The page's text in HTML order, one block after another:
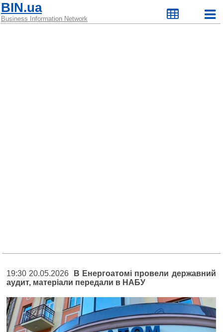
BIN.ua
Business Information Network
19:30 20.05.2026
В Енергоатомі провели державний
аудит, матеріали передали в НАБУ